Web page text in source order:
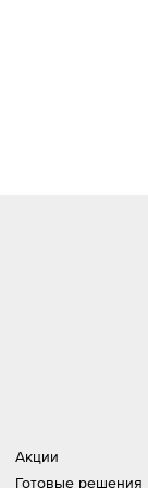
Акции
Готовые решения